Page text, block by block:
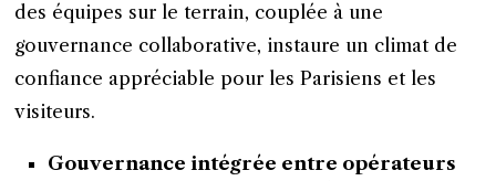
des équipes sur le terrain, couplée à une
gouvernance collaborative, instaure un climat de
confiance appréciable pour les Parisiens et les
visiteurs.
Gouvernance intégrée entre opérateurs